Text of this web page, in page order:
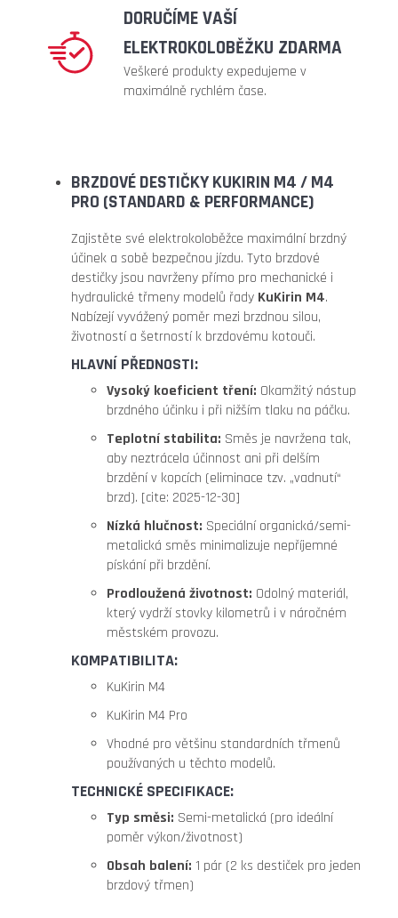
DORUČÍME VAŠÍ
ELEKTROKOLOBĚŽKU ZDARMA
Veškeré produkty expedujeme v
maximálně rychlém čase.
BRZDOVÉ DESTIČKY KUKIRIN M4 / M4
PRO (STANDARD & PERFORMANCE)
Zajistěte své elektrokoloběžce maximální brzdný
účinek a sobě bezpečnou jízdu. Tyto brzdové
destičky jsou navrženy přímo pro mechanické i
hydraulické třmeny modelů řady KuKirin M4.
Nabízejí vyvážený poměr mezi brzdnou silou,
životností a šetrností k brzdovému kotouči.
HLAVNÍ PŘEDNOSTI:
Vysoký koeficient tření: Okamžitý nástup
brzdného účinku i při nižším tlaku na páčku.
Teplotní stabilita: Směs je navržena tak,
aby neztrácela účinnost ani při delším
brzdění v kopcích (eliminace tzv. „vadnutí“
brzd). [cite: 2025-12-30]
Nízká hlučnost: Speciální organická/semi-
metalická směs minimalizuje nepříjemné
pískání při brzdění.
Prodloužená životnost: Odolný materiál,
který vydrží stovky kilometrů i v náročném
městském provozu.
KOMPATIBILITA:
KuKirin M4
KuKirin M4 Pro
Vhodné pro většinu standardních třmenů
používaných u těchto modelů.
TECHNICKÉ SPECIFIKACE:
Typ směsi: Semi-metalická (pro ideální
poměr výkon/životnost)
Obsah balení: 1 pár (2 ks destiček pro jeden
brzdový třmen)